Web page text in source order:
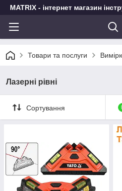
MATRIX - інтернет магазин
Товари та послуги
Лазерні рівні
Сортування